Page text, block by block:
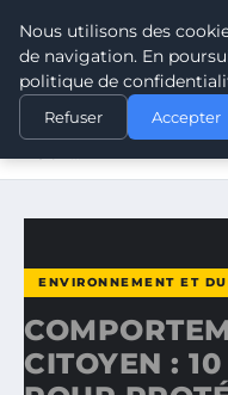
CLIMATE
ACCUEIL
COMPORTEMENT ÉCO-
ENVIRONNEMENT ET
CITOYEN :
Nous utilisons des
de navigation. En
politique de
Refuser Accepter